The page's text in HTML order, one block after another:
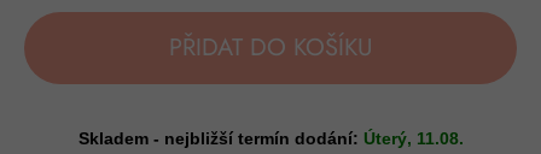
PŘIDAT DO KOŠÍKU
Skladem - nejbližší termín dodání: Úterý, 11.08.